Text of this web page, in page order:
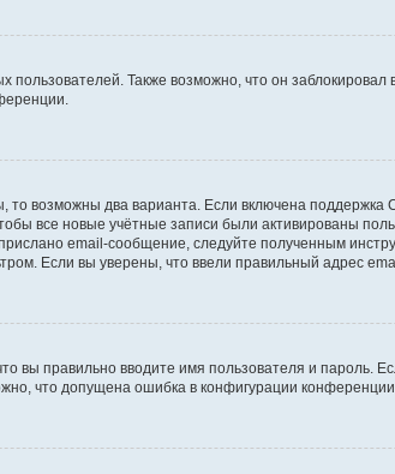
Также возможно, что он
возможны два варианта. Если включена поддержка
все новые учётные записи были активированы
email-сообщение, следуйте полученным
Если вы уверены, что ввели правильный адрес
вы правильно вводите имя пользователя и пароль.
что допущена ошибка в конфигурации